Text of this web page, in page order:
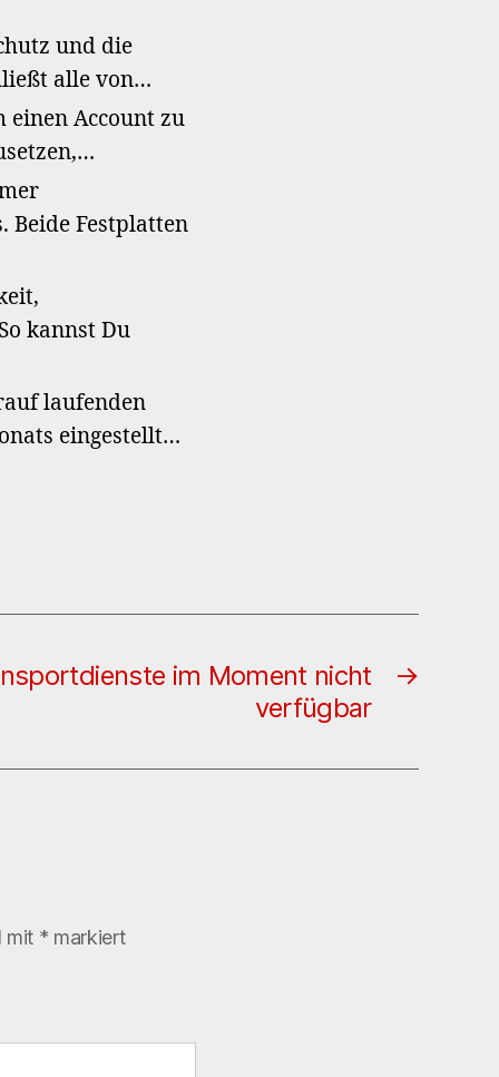
und die
alle von…
einen Account zu
Beide Festplatten
kannst Du
laufenden
eingestellt…
→
im Moment nicht
verfügbar
mit * markiert